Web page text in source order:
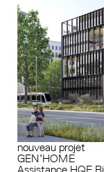
nouveau projet
GEN’HOME